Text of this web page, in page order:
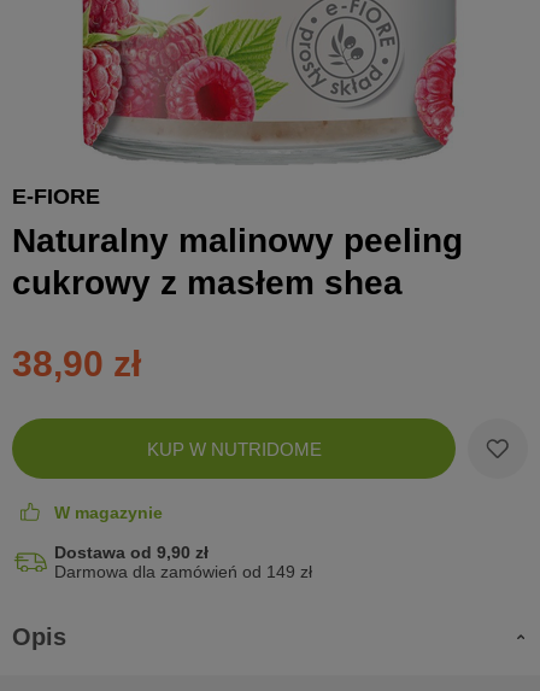
E-FIORE
Naturalny malinowy peeling
cukrowy z masłem shea
38,90 zł
Zobacz
koszyk
KUP W NUTRIDOME
W magazynie
Dostawa od 9,90 zł
Darmowa dla zamówień od 149 zł
Opis